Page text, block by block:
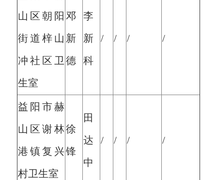
山区朝阳
街道梓山
冲社区卫
生室
邓
新
德
李
新
科
/ / / /
益阳市赫
山区谢林
港镇复兴
村卫生室
徐
锋
田
达
中
/ / / /